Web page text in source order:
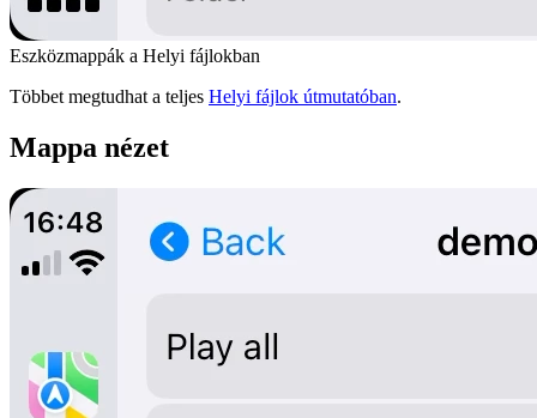
Eszközmappák a Helyi fájlokban
Többet megtudhat a teljes Helyi fájlok útmutatóban.
Mappa nézet